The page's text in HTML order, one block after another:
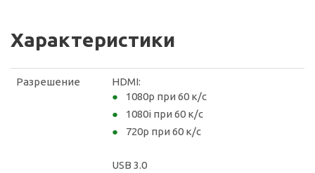
Характеристики
Разрешение
HDMI:
1080p при 60 к/с
1080i при 60 к/с
720p при 60 к/с
USB 3.0